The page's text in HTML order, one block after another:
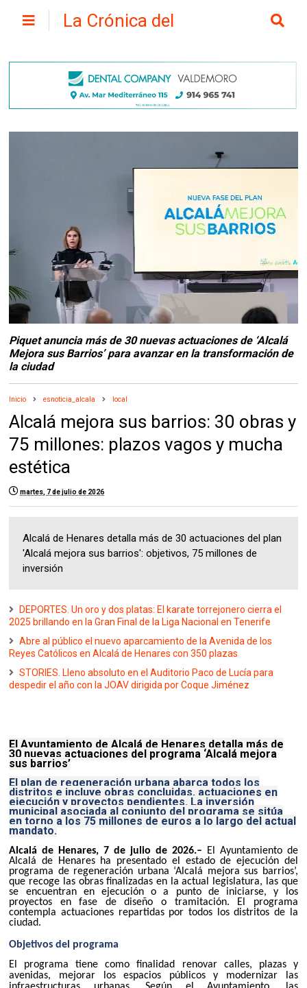
La Crónica del
Piquet anuncia más de 30 nuevas actuaciones de ‘Alcalá
Mejora sus Barrios’ para avanzar en la transformación de
la ciudad
Inicio esnoticia_alcala local
Alcalá mejora sus barrios: 30 obras y
75 millones: plazos vagos y mucha
estética
martes, 7 de julio de 2026
Alcalá de Henares detalla más de 30 actuaciones del plan
'Alcalá mejora sus barrios': objetivos, 75 millones de
inversión
DEPORTES. Un oro y dos platas: El karate torrejonero cierra el
2025 brillando en la Gran Final de la Liga Nacional en Tenerife
Abre al público el nuevo aparcamiento de la Avenida de los
Reyes Católicos en Alcalá de Henares con 350 plazas
STORIES. Lleno absoluto en el Auditorio Paco de Lucía para
despedir el año con la JOAV dirigida por Coque Jiménez
El Ayuntamiento de Alcalá de Henares detalla más de
30 nuevas actuaciones del programa ‘Alcalá mejora
sus barrios’
El plan de regeneración urbana abarca todos los
distritos e incluye obras concluidas, actuaciones en
ejecución y proyectos pendientes. La inversión
municipal asociada al conjunto del programa se sitúa
en torno a los 75 millones de euros a lo largo del actual
mandato.
Alcalá de Henares, 7 de julio de 2026.–
El Ayuntamiento de
Alcalá de Henares ha presentado el estado de ejecución del
programa de regeneración urbana ‘Alcalá mejora sus barrios’,
que recoge las obras finalizadas en la actual legislatura, las que
se encuentran en ejecución o a punto de iniciarse, y los
proyectos en fase de diseño o tramitación. El programa
contempla actuaciones repartidas por todos los distritos de la
ciudad.
Objetivos del programa
El programa tiene como finalidad renovar calles, plazas y
avenidas, mejorar los espacios públicos y modernizar las